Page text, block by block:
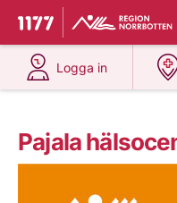
Till startsidan för 1177
Du har valt region
Logga in
på 1177.se
Pajala